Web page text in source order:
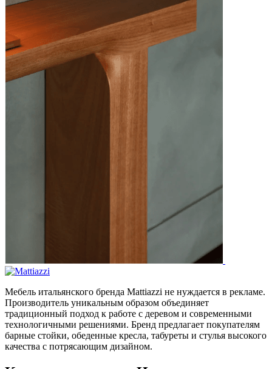
Мебель итальянского бренда Mattiazzi не нуждается в рекламе.
Производитель уникальным образом объединяет
традиционный подход к работе с деревом и современными
технологичными решениями. Бренд предлагает покупателям
барные стойки, обеденные кресла, табуреты и стулья высокого
качества с потрясающим дизайном.